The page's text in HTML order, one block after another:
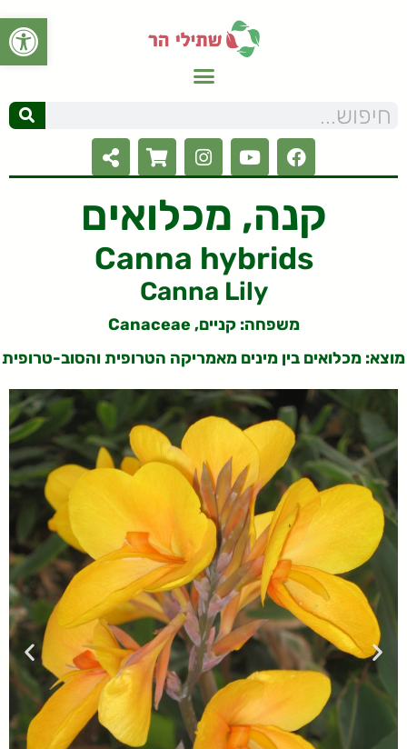
פתח
קנה, מכלואים
Canna hybrids
Canna Lily
משפחה: קניים, Canaceae
מוצא: מכלואים בין מינים מאמריקה הטרופית והסוב-טרופית